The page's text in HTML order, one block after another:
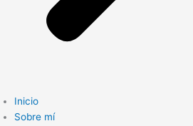
Inicio
Sobre mí